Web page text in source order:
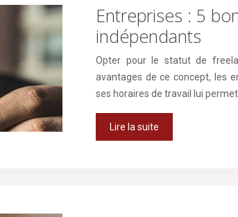
Entreprises : 5
indépendants
Opter pour le statut de
avantages de ce concept, les
ses horaires de travail lui
Lire la suite